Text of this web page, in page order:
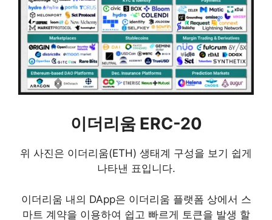
이더리움 ERC-20
위 사진은 이더리움(ETH) 생태계 구성을 보기 쉽게
나타낸 표입니다.
이더리움 내의 DApp은 이더리움 플랫폼 상에서 스
마트 계약을 이용하여 쉽고 빠르게 토큰을 발생 할